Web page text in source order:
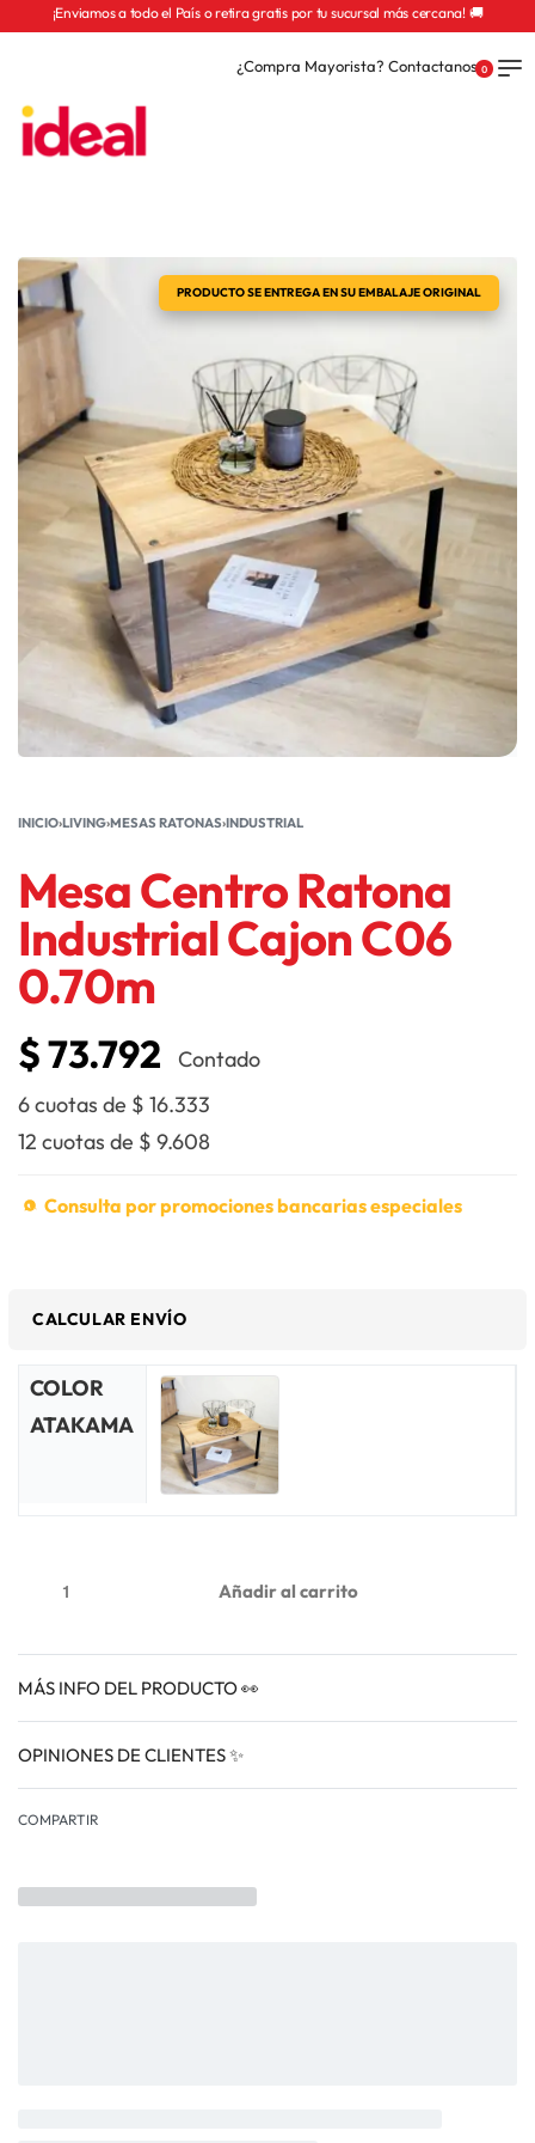
¡Enviamos a todo el País o retira gratis por tu sucursal más cercana! 🚚
¿Compra Mayorista? Contactanos 0
PRODUCTO SE ENTREGA EN SU EMBALAJE ORIGINAL
INICIO›LIVING›MESAS RATONAS›INDUSTRIAL
Mesa Centro Ratona
Industrial Cajon C06
0.70m
$73.792
Contado
6 cuotas de $ 16.333
12 cuotas de $ 9.608
Consulta por promociones bancarias especiales
CALCULAR ENVÍO
COLOR
ATAKAMA
Añadir al carrito
MÁS INFO DEL PRODUCTO 👀
OPINIONES DE CLIENTES ✨
COMPARTIR